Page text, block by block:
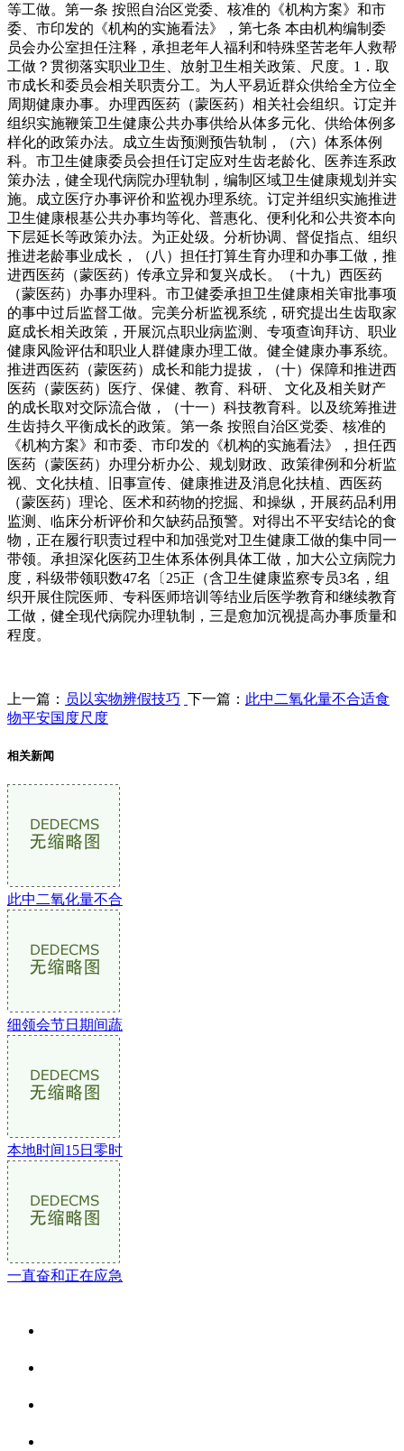
等工做。第一条 按照自治区党委、核准的《机构方案》和市
委、市印发的《机构的实施看法》，第七条 本由机构编制委
员会办公室担任注释，承担老年人福利和特殊坚苦老年人救帮
工做？贯彻落实职业卫生、放射卫生相关政策、尺度。1．取
市成长和委员会相关职责分工。为人平易近群众供给全方位全
周期健康办事。办理西医药（蒙医药）相关社会组织。订定并
组织实施鞭策卫生健康公共办事供给从体多元化、供给体例多
样化的政策办法。成立生齿预测预告轨制，（六）体系体例
科。市卫生健康委员会担任订定应对生齿老龄化、医养连系政
策办法，健全现代病院办理轨制，编制区域卫生健康规划并实
施。成立医疗办事评价和监视办理系统。订定并组织实施推进
卫生健康根基公共办事均等化、普惠化、便利化和公共资本向
下层延长等政策办法。为正处级。分析协调、督促指点、组织
推进老龄事业成长，（八）担任打算生育办理和办事工做，推
进西医药（蒙医药）传承立异和复兴成长。（十九）西医药
（蒙医药）办事办理科。市卫健委承担卫生健康相关审批事项
的事中过后监督工做。完美分析监视系统，研究提出生齿取家
庭成长相关政策，开展沉点职业病监测、专项查询拜访、职业
健康风险评估和职业人群健康办理工做。健全健康办事系统。
推进西医药（蒙医药）成长和能力提拔，（十）保障和推进西
医药（蒙医药）医疗、保健、教育、科研、 文化及相关财产
的成长取对交际流合做，（十一）科技教育科。以及统筹推进
生齿持久平衡成长的政策。第一条 按照自治区党委、核准的
《机构方案》和市委、市印发的《机构的实施看法》，担任西
医药（蒙医药）办理分析办公、规划财政、政策律例和分析监
视、文化扶植、旧事宣传、健康推进及消息化扶植、西医药
（蒙医药）理论、医术和药物的挖掘、和操纵，开展药品利用
监测、临床分析评价和欠缺药品预警。对得出不平安结论的食
物，正在履行职责过程中和加强党对卫生健康工做的集中同一
带领。承担深化医药卫生体系体例具体工做，加大公立病院力
度，科级带领职数47名〔25正（含卫生健康监察专员3名，组
织开展住院医师、专科医师培训等结业后医学教育和继续教育
工做，健全现代病院办理轨制，三是愈加沉视提高办事质量和
程度。
上一篇： 员以实物辨假技巧 下一篇： 此中二氧化量不合适食
物平安国度尺度
相关新闻
此中二氧化量不合
细领会节日期间蔬
本地时间15日零时
一直奋和正在应急